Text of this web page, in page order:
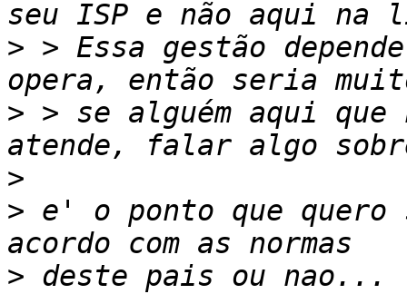
> > Essa gestão
> > se alguém aqui
>
> e' o ponto que
>